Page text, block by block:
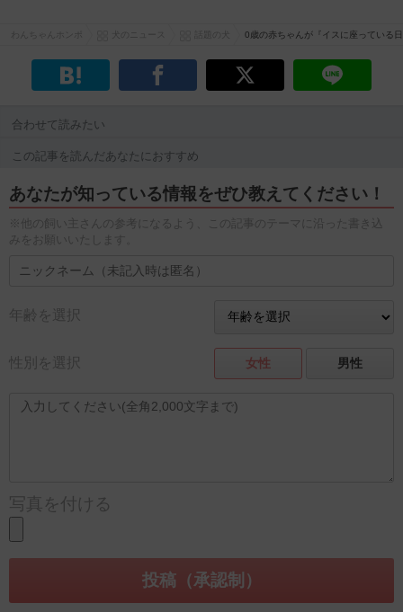
0歳の赤ちゃんが『イスに座っている
合わせて読みたい
この記事を読んだあなたにおすすめ
あなたが知っている情報をぜひ教えてください！
※他の飼い主さんの参考になるよう、この記事のテーマに沿った書き込
みをお願いいたします。
年齢を選択
性別を選択 女性 男性
写真を付ける